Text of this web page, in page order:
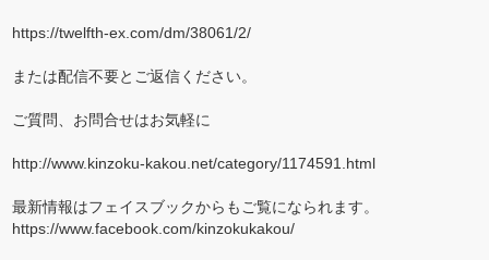
https://twelfth-ex.com/dm/38061/2/
または配信不要とご返信ください。
ご質問、お問合せはお気軽に
http://www.kinzoku-kakou.net/category/1174591.html
最新情報はフェイスブックからもご覧になられます。
https://www.facebook.com/kinzokukakou/